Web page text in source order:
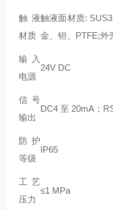
触液
材质
触液面材质:
金、钽、PTFE;外
输入
电源
24V DC
信号
输出
DC4 至 20mA；
防护
等级
IP65
工艺
压力
≤1 MPa